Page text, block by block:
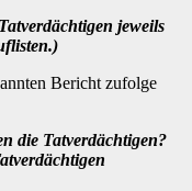
jeweils
Bericht zufolge
die Tatverdächtigen?